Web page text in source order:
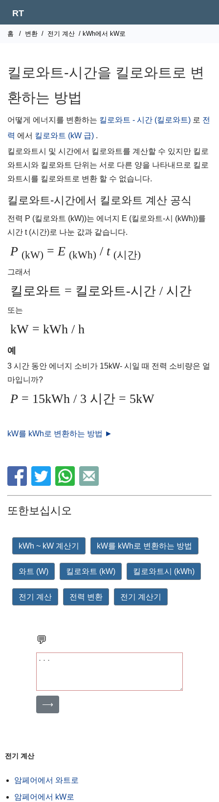
RT
홈 / 변환 / 전기 계산 / kWh에서 kW로
킬로와트-시간을 킬로와트로 변
환하는 방법
어떻게 에너지를 변환하는 킬로와트 - 시간 (킬로와트) 로 전
력 에서 킬로와트 (kW 급) .
킬로와트시 및 시간에서 킬로와트를 계산할 수 있지만 킬로
와트시와 킬로와트 단위는 서로 다른 양을 나타내므로 킬로
와트시를 킬로와트로 변환 할 수 없습니다.
킬로와트-시간에서 킬로와트 계산 공식
전력 P (킬로와트 (kW))는 에너지 E (킬로와트-시 (kWh))를
시간 t (시간)로 나눈 값과 같습니다.
P (kW) =E (kWh) / t (시간)
그래서
킬로와트 = 킬로와트-시간 / 시간
또는
kW = kWh / h
예
3 시간 동안 에너지 소비가 15kW- 시일 때 전력 소비량은 얼
마입니까?
P = 15kWh / 3 시간 = 5kW
kW를 kWh로 변환하는 방법 ►
또한보십시오
kWh ~ kW 계산기 kW를 kWh로 변환하는 방법
와트 (W) 킬로와트 (kW) 킬로와트시 (kWh)
전기 계산 전력 변환 전기 계산기
💬
⟶
전기 계산
암페어에서 와트로
암페어에서 kW로